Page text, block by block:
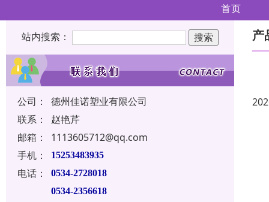
首页
站内搜索：
公司：
德州佳诺塑业有限公司
联系：
赵艳芹
邮箱：
1113605712@qq.com
手机：
15253483935
电话：
0534-2728018
0534-2356618
产